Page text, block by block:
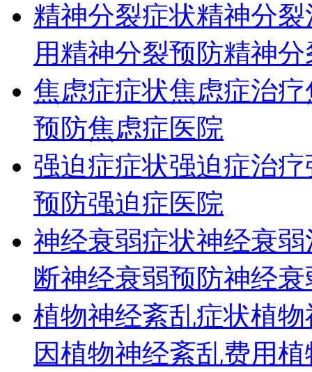
精神分裂症状精神分裂
用精神分裂预防精神
焦虑症症状焦虑症治疗
预防焦虑症医院
强迫症症状强迫症治疗
预防强迫症医院
神经衰弱症状神经衰弱
断神经衰弱预防神经
植物神经紊乱症状植物
因植物神经紊乱费用植